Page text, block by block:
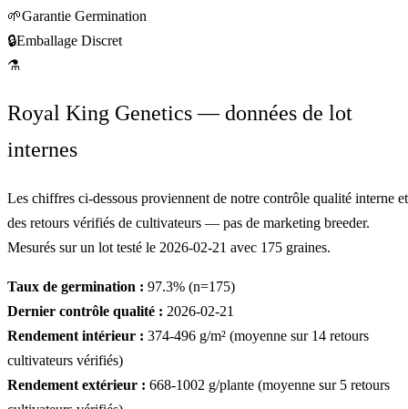
🌱Garantie Germination
🔒Emballage Discret
⚗
Royal King Genetics — données de lot
internes
Les chiffres ci-dessous proviennent de notre contrôle qualité interne et
des retours vérifiés de cultivateurs — pas de marketing breeder.
Mesurés sur un lot testé le 2026-02-21 avec 175 graines.
Taux de germination : 97.3% (n=175)
Dernier contrôle qualité : 2026-02-21
Rendement intérieur : 374-496 g/m² (moyenne sur 14 retours
cultivateurs vérifiés)
Rendement extérieur : 668-1002 g/plante (moyenne sur 5 retours